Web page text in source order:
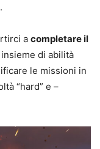
a completare il
di abilità
le missioni in
“hard” e –